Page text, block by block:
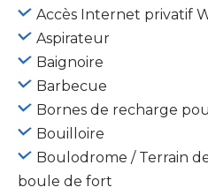
Accès Internet privatif
Aspirateur
Baignoire
Barbecue
Bornes de recharge
Bouilloire
Boulodrome / Terrain
boule de fort